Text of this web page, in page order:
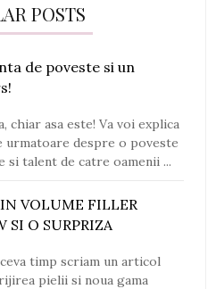
POSTS
de poveste si un
chiar asa este! Va voi explica
urmatoare despre o poveste
si talent de catre oamenii ...
VOLUME FILLER
SI O SURPRIZA
timp scriam un articol
pielii si noua gama